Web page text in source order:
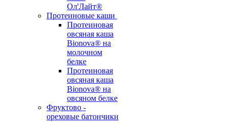
Ол'Лайт®
Протеиновые каши
Протеиновая
овсяная каша
Bionova® на
молочном
белке
Протеиновая
овсяная каша
Bionova® на
овсяном белке
Фруктово -
ореховые батончики